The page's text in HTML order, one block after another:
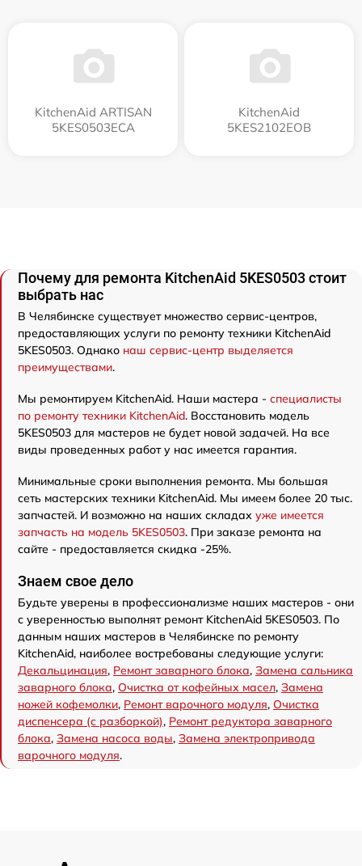
KitchenAid ARTISAN
5KES0503ECA
KitchenAid
5KES2102EOB
Почему для ремонта KitchenAid 5KES0503 стоит
выбрать нас
В Челябинске существует множество сервис-центров,
предоставляющих услуги по ремонту техники KitchenAid
5KES0503. Однако наш сервис-центр выделяется
преимуществами.
Мы ремонтируем KitchenAid. Наши мастера - специалисты
по ремонту техники KitchenAid. Восстановить модель
5KES0503 для мастеров не будет новой задачей. На все
виды проведенных работ у нас имеется гарантия.
Минимальные сроки выполнения ремонта. Мы большая
сеть мастерских техники KitchenAid. Мы имеем более 20 тыс.
запчастей. И возможно на наших складах уже имеется
запчасть на модель 5KES0503. При заказе ремонта на
сайте - предоставляется скидка -25%.
Знаем свое дело
Будьте уверены в профессионализме наших мастеров - они
с уверенностью выполнят ремонт KitchenAid 5KES0503. По
данным наших мастеров в Челябинске по ремонту
KitchenAid, наиболее востребованы следующие услуги:
Декальцинация, Ремонт заварного блока, Замена сальника
заварного блока, Очистка от кофейных масел, Замена
ножей кофемолки, Ремонт варочного модуля, Очистка
диспенсера (с разборкой), Ремонт редуктора заварного
блока, Замена насоса воды, Замена электропривода
варочного модуля.